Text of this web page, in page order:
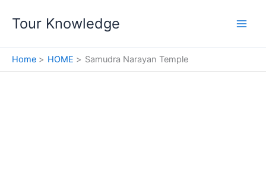
Tour Knowledge
Home HOME Samudra Narayan Temple